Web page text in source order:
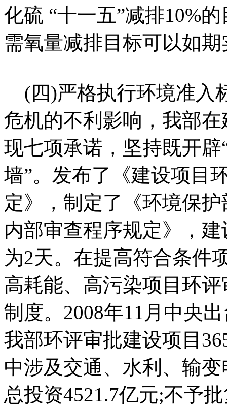
化硫 “十一五”减排10%
需氧量减排目标可以如期
(四)严格执行环境准入
危机的不利影响，我部
现七项承诺，坚持既开
墙”。发布了《建设项目
定》，制定了《环境保
内部审查程序规定》，
为2天。在提高符合条件
高耗能、高污染项目环
制度。2008年11月中央
我部环评审批建设项目
中涉及交通、水利、输
总投资4521.7亿元;不予